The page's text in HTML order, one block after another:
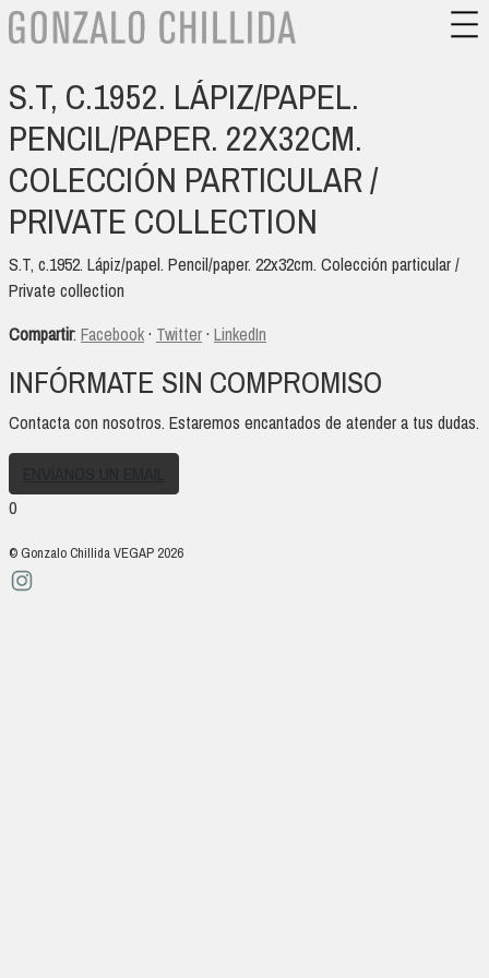
S.T, C.1952. LÁPIZ/PAPEL.
PENCIL/PAPER. 22X32CM.
COLECCIÓN PARTICULAR /
PRIVATE COLLECTION
S.T, c.1952. Lápiz/papel. Pencil/paper. 22x32cm. Colección particular /
Private collection
Compartir: Facebook· Twitter· LinkedIn
INFÓRMATE SIN COMPROMISO
Contacta con nosotros. Estaremos encantados de atender a tus dudas.
0
© Gonzalo Chillida VEGAP 2026